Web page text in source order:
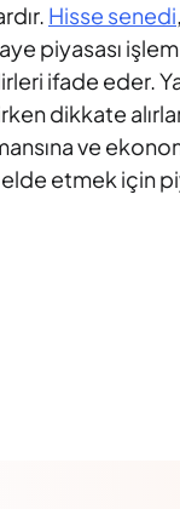
Hisse senedi,
piyasası
ifade eder.
dikkate
ve
elde etmek için